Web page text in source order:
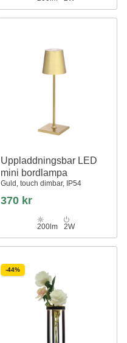
Uppladdningsbar LED
mini bordlampa
Guld, touch dimbar, IP54
370 kr
200lm 2W
-44%